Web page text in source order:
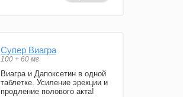
Супер Виагра
100 + 60 мг
Виагра и Дапоксетин в одной
таблетке. Усиление эрекции и
продление полового акта!